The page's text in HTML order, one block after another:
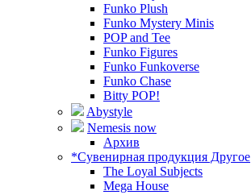
Funko Plush
Funko Mystery Minis
POP and Tee
Funko Figures
Funko Funkoverse
Funko Chase
Bitty POP!
Abystyle
Nemesis now
Архив
*Сувенирная продукция Другое
The Loyal Subjects
Mega House